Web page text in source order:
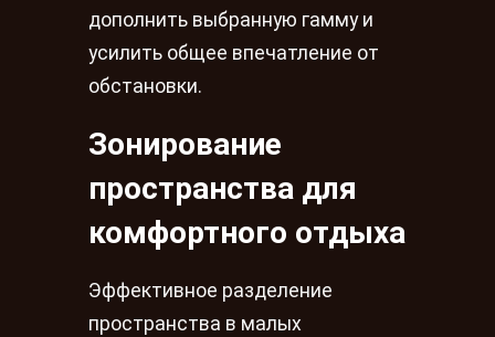
дополнить выбранную гамму и
усилить общее впечатление от
обстановки.
Зонирование
пространства для
комфортного отдыха
Эффективное разделение
пространства в малых